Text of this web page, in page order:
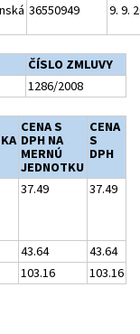
36550949 9. 9.
ČÍSLO ZMLUVY
1286/2008
CENA S
DPH NA
MERNÚ
JEDNOTKU
CENA
S
DPH
37.49 37.49
43.64
43.64
103.16 103.16